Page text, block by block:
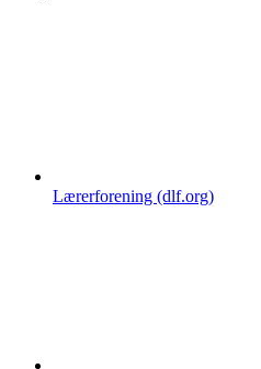
Lærerforening (dlf.org)